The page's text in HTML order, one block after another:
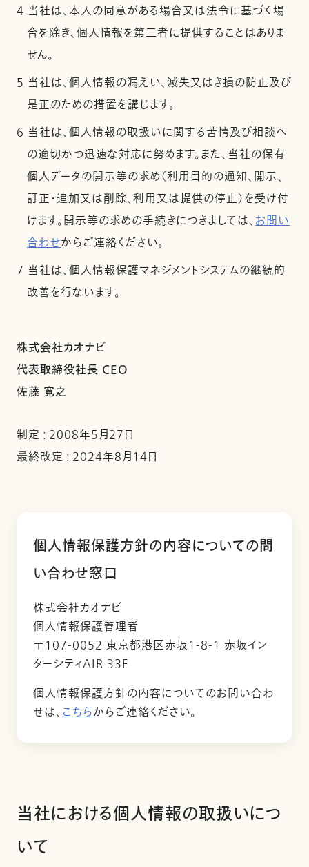
4 当社は、本人の同意がある場合又は法令に基づく場
合を除き、個人情報を第三者に提供することはありま
せん。
5 当社は、個人情報の漏えい、滅失又はき損の防止及び
是正のための措置を講じます。
6 当社は、個人情報の取扱いに関する苦情及び相談へ
の適切かつ迅速な対応に努めます。また、当社の保有
個人データの開示等の求め（利用目的の通知、開示、
訂正・追加又は削除、利用又は提供の停止）を受け付
けます。開示等の求めの手続きにつきましては、お問い
合わせからご連絡ください。
7 当社は、個人情報保護マネジメントシステムの継続的
改善を行ないます。
株式会社カオナビ
代表取締役社長 CEO
佐藤 寛之
制定 : 2008年5月27日
最終改定 : 2024年8月14日
個人情報保護方針の内容についての問
い合わせ窓口
株式会社カオナビ
個人情報保護管理者
〒107-0052 東京都港区赤坂1-8-1 赤坂イン
ターシティAIR 33F
個人情報保護方針の内容についてのお問い合わ
せは、こちらからご連絡ください。
当社における個人情報の取扱いにつ
いて